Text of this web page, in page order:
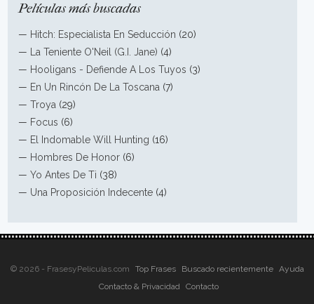
Películas más buscadas
— Hitch: Especialista En Seducción (20)
—
La Teniente O'Neil (G.I. Jane) (4)
— Hooligans - Defiende A Los Tuyos (3)
— En Un Rincón De La Toscana (7)
—Troya (29)
— Focus (6)
— El Indomable Will Hunting (16)
— Hombres De Honor (6)
—Yo Antes De Ti (38)
— Una Proposición Indecente (4)
© 2026 - FrasesyPeliculas.com Top Frases Buscado recientemente
Ayuda
Contacto & Privacidad
Contacto